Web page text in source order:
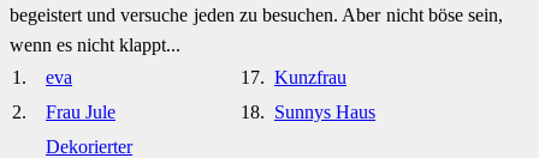
begeistert und versuche jeden zu besuchen. Aber nicht böse sein,
wenn es nicht klappt...
1.
eva 17. Kunzfrau
2.
Frau Jule 18. Sunnys Haus
Dekorierter